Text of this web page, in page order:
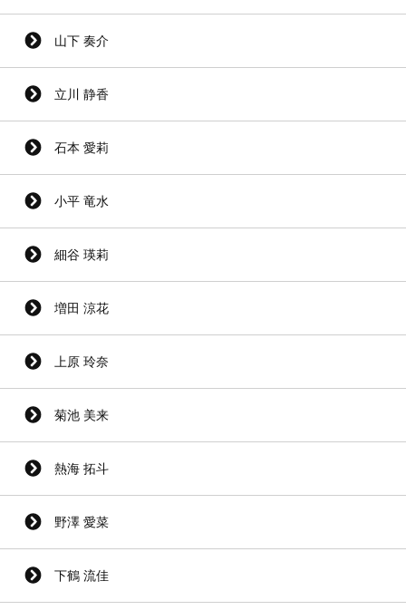
山下 奏介
立川 静香
石本 愛莉
小平 竜水
細谷 瑛莉
増田 涼花
上原 玲奈
菊池 美来
熱海 拓斗
野澤 愛菜
下鶴 流佳